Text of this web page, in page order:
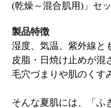
(乾燥～混合肌用)」セッ
製品特徴
湿度、気温、紫外線と
皮脂・日焼け止めが混
毛穴づまりや肌のくす
そんな夏肌には、「ふ